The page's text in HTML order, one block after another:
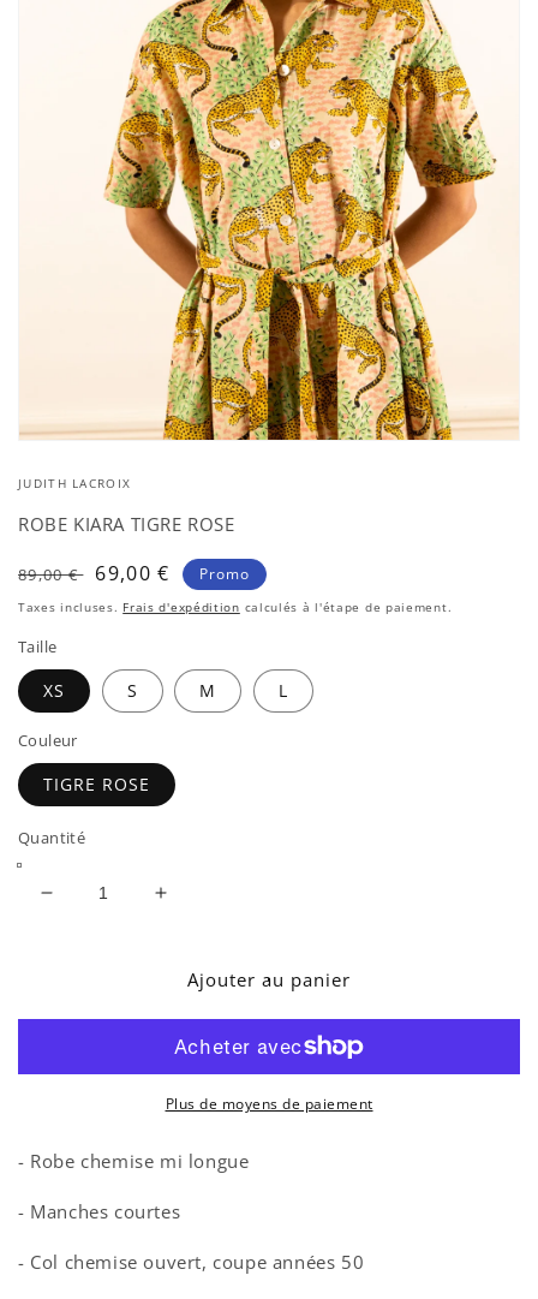
média
dans
modale
JUDITH LACROIX
ROBE KIARA TIGRE ROSE
Prix
habituel
89,00 € Prix
soldé
69,00 € Promo
Taxes incluses. Frais d'expédition calculés à l'étape de paiement.
Taille
XS S M L
Couleur
TIGRE ROSE
Quantité
Réduire
ROSE
Augmenter
TIGRE
ROSE
Ajouter au panier
Plus de moyens de paiement
- Robe chemise mi longue
- Manches courtes
- Col chemise ouvert, coupe années 50